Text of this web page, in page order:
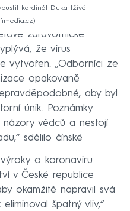
kardinál Duka lživé
zdravotnické
že virus
vytvořen. „Odborníci ze
opakovaně
aby byl
únik. Poznámky
názory vědců a nestojí
sdělilo čínské
o koronaviru
v České republice
okamžitě napravil svá
špatný vliv,“